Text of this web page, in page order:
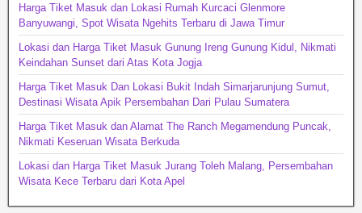
Harga Tiket Masuk dan Lokasi Rumah Kurcaci Glenmore
Banyuwangi, Spot Wisata Ngehits Terbaru di Jawa Timur
Lokasi dan Harga Tiket Masuk Gunung Ireng Gunung Kidul, Nikmati
Keindahan Sunset dari Atas Kota Jogja
Harga Tiket Masuk Dan Lokasi Bukit Indah Simarjarunjung Sumut,
Destinasi Wisata Apik Persembahan Dari Pulau Sumatera
Harga Tiket Masuk dan Alamat The Ranch Megamendung Puncak,
Nikmati Keseruan Wisata Berkuda
Lokasi dan Harga Tiket Masuk Jurang Toleh Malang, Persembahan
Wisata Kece Terbaru dari Kota Apel